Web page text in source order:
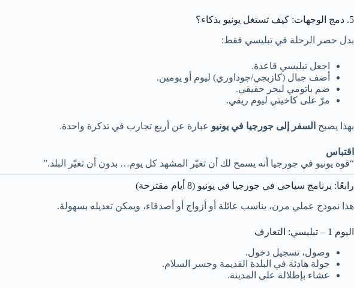
5. دمج الوجهات: كيف تستغل يونيو بذكاء؟
بدل حصر الرحلة في تبليسي فقط:
اجعل تبليسي قاعدة.
أضف جبال (كازبجي/جوداوري) ليوم أو يومين.
ضم باتومي لبحر حقيقي.
مرّ على كاخيتي ليوم ريفي.
بهذا يصبح السفر إلى جورجيا في يونيو عبارة عن أربع تجارب في تذكرة واحدة.
اقتباس
“قوة يونيو في جورجيا أنه يسمح لك أن تغيّر المشهد كل يوم… بدون أن تغيّر البلد.”
رابعًا: برنامج سياحي في جورجيا في يونيو (8 أيام مقترحة)
هذا نموذج عملي مرن، يناسب عائلة أو أزواج أو أصدقاء، ويمكن تعديله بسهولة.
اليوم 1 – تبليسي: التعارف
وصول، تسجيل دخول.
جولة هادئة في البلدة القديمة وجسر السلام.
عشاء بإطلالة على المدينة.